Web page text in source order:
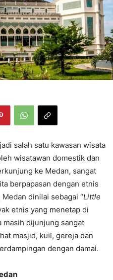
salah satu kawasan wisata
wisatawan domestik dan
ke Medan, sangat
berpapasan dengan etnis
dinilai sebagai “Little
etnis yang menetap di
masih dijunjung sangat
masjid, kuil, gereja dan
dengan damai.